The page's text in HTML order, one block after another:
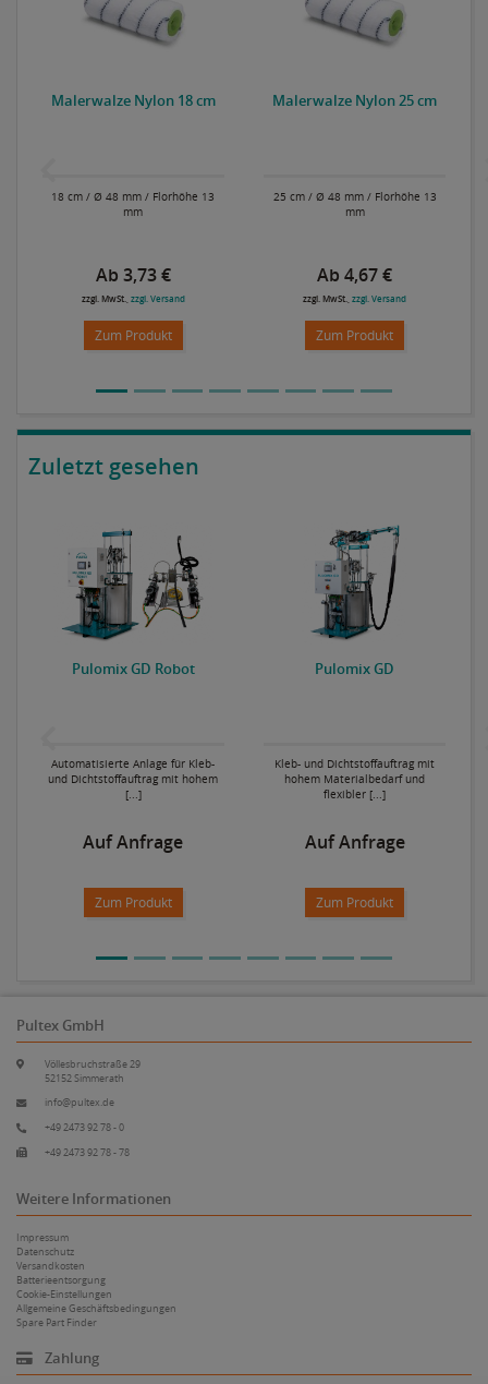
Malerwalze Nylon 18 cm
18 cm / Ø 48 mm / Florhöhe 13
mm
Ab 3,73 €
zzgl. MwSt., zzgl. Versand
Zum Produkt
Malerwalze Nylon 25 cm
25 cm / Ø 48 mm / Florhöhe 13
mm
Ab 4,67 €
zzgl. MwSt.,zzgl. Versand
Zum Produkt
Zuletzt gesehen
Pulomix GD Robot
Automatisierte Anlage für Kleb-
und Dichtstoffauftrag mit hohem
[...]
Auf Anfrage
Zum Produkt
Pulomix GD
Kleb- und Dichtstoffauftrag mit
hohem Materialbedarf und
flexibler [...]
Auf Anfrage
Zum Produkt
Pultex GmbH
Völlesbruchstraße 29
52152 Simmerath
info@pultex.de
+49 2473 92 78 - 0
+49 2473 92 78 - 78
Weitere Informationen
Impressum
Datenschutz
Versandkosten
Batterieentsorgung
Cookie-Einstellungen
Allgemeine Geschäftsbedingungen
Spare Part Finder
Zahlung